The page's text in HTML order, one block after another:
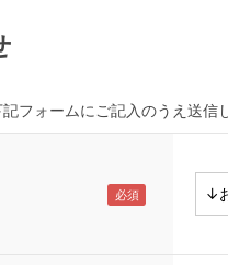
フォームにご記入のうえ送信